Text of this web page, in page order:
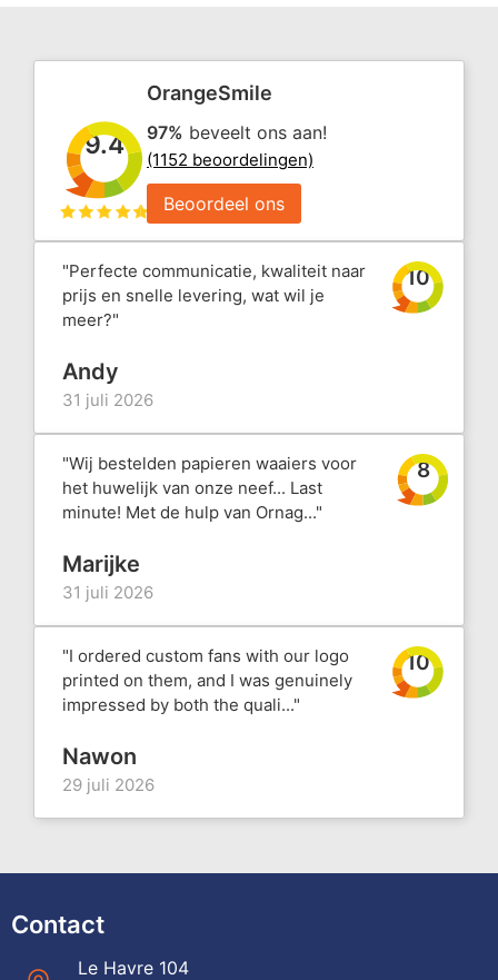
9.4
OrangeSmile
97% beveelt ons aan!
(1152 beoordelingen)
Beoordeel ons
"Perfecte communicatie, kwaliteit naar
prijs en snelle levering, wat wil je
meer?"
10
Andy
31 juli 2026
"Wij bestelden papieren waaiers voor
het huwelijk van onze neef... Last
minute! Met de hulp van Ornag..."
8
Marijke
31 juli 2026
"I ordered custom fans with our logo
printed on them, and I was genuinely
impressed by both the quali..."
10
Nawon
29 juli 2026
Contact
Le Havre 104